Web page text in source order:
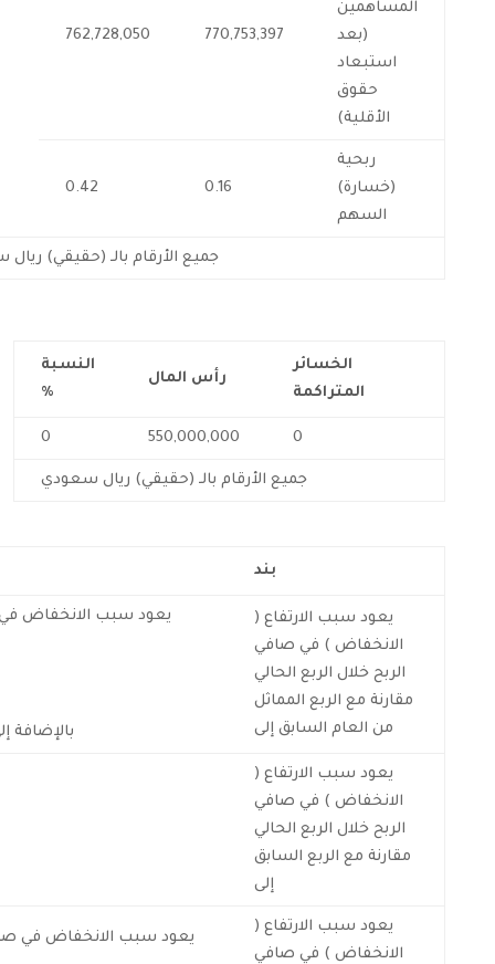
المساهمين
(بعد
استبعاد
حقوق
الأقلية)
770,753,397
762,728,050
ربحية
(خسارة)
السهم
0.16
0.42
جميع الأرقام بالـ (حقيقي)
الخسائر
المتراكمة
رأس المال
النسبة
%
0
550,000,000
0
جميع الأرقام بالـ (حقيقي) ريال سعودي
بند
يعود سبب الارتفاع (
الانخفاض ) في صافي
الربح خلال الربع الحالي
مقارنة مع الربع المماثل
من العام السابق إلى
يعود سبب الانخفاض في صافي الربح خلال
بالإضافة
يعود سبب الارتفاع (
الانخفاض ) في صافي
الربح خلال الربع الحالي
مقارنة مع الربع السابق
إلى
يعود سبب الارتفاع (
الانخفاض ) في صافي
يعود سبب الانخفاض في صافي الربح خلال الفترة